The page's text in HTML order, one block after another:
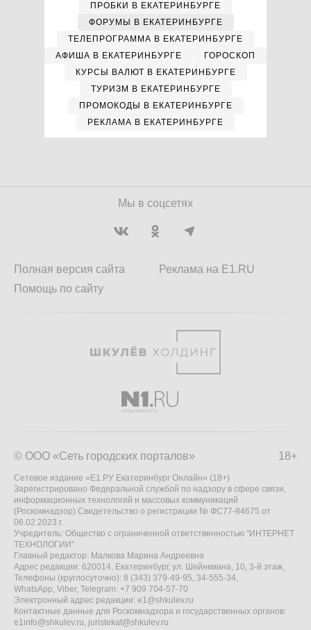
ПРОБКИ В ЕКАТЕРИНБУРГЕ
ФОРУМЫ В ЕКАТЕРИНБУРГЕ
ТЕЛЕПРОГРАММА В ЕКАТЕРИНБУРГЕ
АФИША В ЕКАТЕРИНБУРГЕ
ГОРОСКОП
КУРСЫ ВАЛЮТ В ЕКАТЕРИНБУРГЕ
ТУРИЗМ В ЕКАТЕРИНБУРГЕ
ПРОМОКОДЫ В ЕКАТЕРИНБУРГЕ
РЕКЛАМА В ЕКАТЕРИНБУРГЕ
Мы в соцсетях
Полная версия сайта
Помощь по сайту
Реклама на E1.RU
18+
© ООО «Сеть городских порталов»
Сетевое издание «Е1.РУ Екатеринбург Онлайн» (18+)
Зарегистрировано Федеральной службой по надзору в сфере связи,
информационных технологий и массовых коммуникаций
(Роскомнадзор) Свидетельство о регистрации № ФС77-84675 от
06.02.2023 г.
Учредитель: Общество с ограниченной ответственностью "ИНТЕРНЕТ
ТЕХНОЛОГИИ"
Главный редактор: Малкова Марина Андреевна
Адрес редакции: 620014, Екатеринбург, ул. Шейнкмана, 10, 3-й этаж,
Телефоны (круглосуточно): 8 (343) 379-49-95, 34-555-34,
WhatsApp, Viber, Telegram: +7 909 704-57-70
Электронный адрес редакции: e1@shkulev.ru
Контактные данные для Роскомнадзора и государственных органов:
e1info@shkulev.ru, juristekat@shkulev.ru